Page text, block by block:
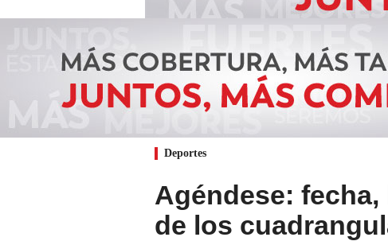
Deportes
Agéndese:
de los